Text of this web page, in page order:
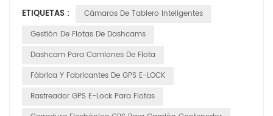
HUABAO Technology, un fabricante líder de grabadoras de
conducción y productos GPS elock, se compromete a
ETIQUETAS :
Cámaras De Tablero Inteligentes
Gestión De Flotas De Dashcams
Dashcam Para Camiones De Flota
Fábrica Y Fabricantes De GPS E-LOCK
Rastreador GPS E-Lock Para Flotas